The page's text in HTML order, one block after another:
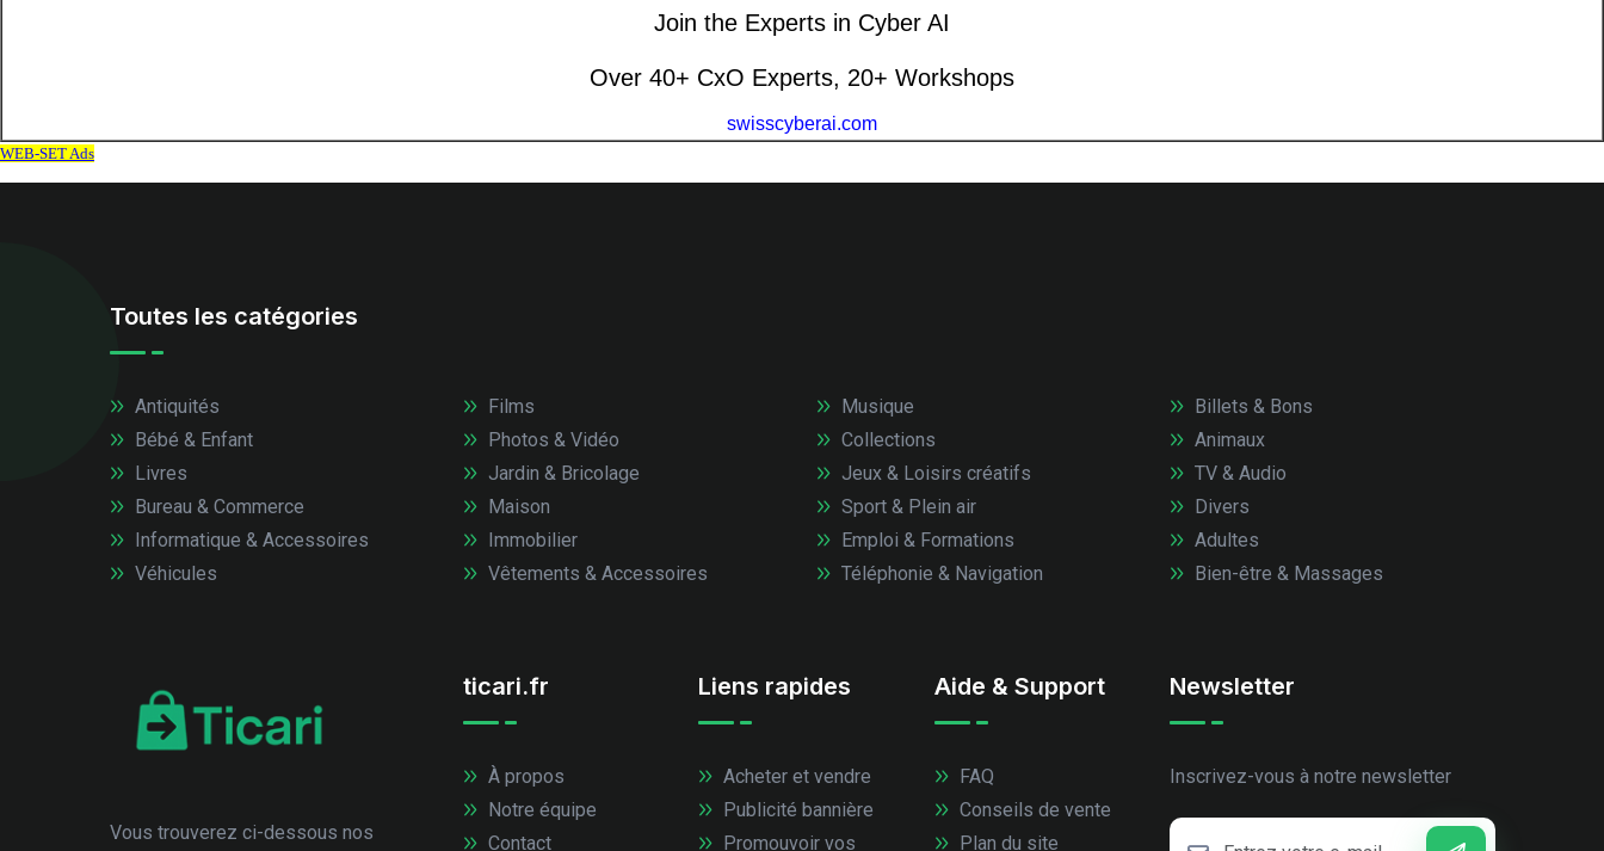
Toutes les catégories
Antiquités
Bébé & Enfant
Livres
Bureau & Commerce
Informatique & Accessoires
Véhicules
Films
Photos & Vidéo
Jardin & Bricolage
Maison
Immobilier
Vêtements & Accessoires
Musique
Collections
Jeux & Loisirs créatifs
Sport & Plein air
Emploi & Formations
Téléphonie & Navigation
Billets & Bons
Animaux
TV & Audio
Divers
Adultes
Bien-être & Massages
Vous trouverez ci-dessous nos
ticari.fr
À propos
Notre équipe
Contact
Liens rapides
Acheter et vendre
Publicité bannière
Promouvoir vos
Aide & Support
FAQ
Conseils de vente
Plan du site
Newsletter
Inscrivez-vous à notre newsletter